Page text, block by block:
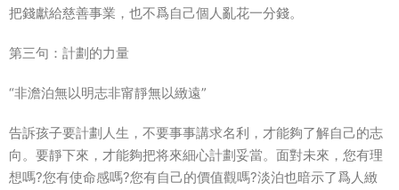
把錢獻給慈善事業，也不爲自己個人亂花一分錢。
第三句：計劃的力量
“非澹泊無以明志非甯靜無以緻遠”
告訴孩子要計劃人生，不要事事講求名利，才能夠了解自己的志
向。要靜下來，才能夠把将來細心計劃妥當。面對未來，您有理
想嗎?您有使命感嗎?您有自己的價值觀嗎?淡泊也暗示了爲人緻